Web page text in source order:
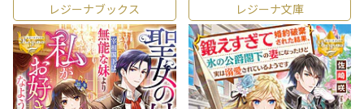
レジーナブックス レジーナ文庫